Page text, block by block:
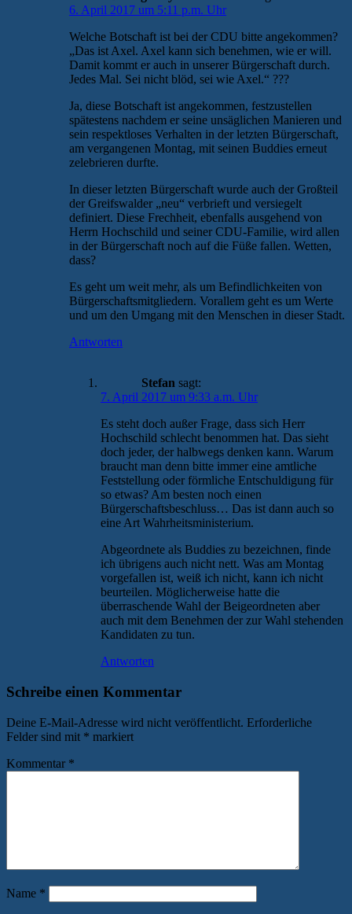
6. April 2017 um 5:11 p.m. Uhr
Welche Botschaft ist bei der CDU bitte angekommen?
„Das ist Axel. Axel kann sich benehmen, wie er will.
Damit kommt er auch in unserer Bürgerschaft durch.
Jedes Mal. Sei nicht blöd, sei wie Axel.“ ???
Ja, diese Botschaft ist angekommen, festzustellen
spätestens nachdem er seine unsäglichen Manieren und
sein respektloses Verhalten in der letzten Bürgerschaft,
am vergangenen Montag, mit seinen Buddies erneut
zelebrieren durfte.
In dieser letzten Bürgerschaft wurde auch der Großteil
der Greifswalder „neu“ verbrieft und versiegelt
definiert. Diese Frechheit, ebenfalls ausgehend von
Herrn Hochschild und seiner CDU-Familie, wird allen
in der Bürgerschaft noch auf die Füße fallen. Wetten,
dass?
Es geht um weit mehr, als um Befindlichkeiten von
Bürgerschaftsmitgliedern. Vorallem geht es um Werte
und um den Umgang mit den Menschen in dieser Stadt.
Antworten
Stefan sagt:
7. April 2017 um 9:33 a.m. Uhr
Es steht doch außer Frage, dass sich Herr
Hochschild schlecht benommen hat. Das sieht
doch jeder, der halbwegs denken kann. Warum
braucht man denn bitte immer eine amtliche
Feststellung oder förmliche Entschuldigung für
so etwas? Am besten noch einen
Bürgerschaftsbeschluss… Das ist dann auch so
eine Art Wahrheitsministerium.
Abgeordnete als Buddies zu bezeichnen, finde
ich übrigens auch nicht nett. Was am Montag
vorgefallen ist, weiß ich nicht, kann ich nicht
beurteilen. Möglicherweise hatte die
überraschende Wahl der Beigeordneten aber
auch mit dem Benehmen der zur Wahl stehenden
Kandidaten zu tun.
Antworten
Schreibe einen Kommentar
Deine E-Mail-Adresse wird nicht veröffentlicht. Erforderliche
Felder sind mit * markiert
Kommentar *
Name *